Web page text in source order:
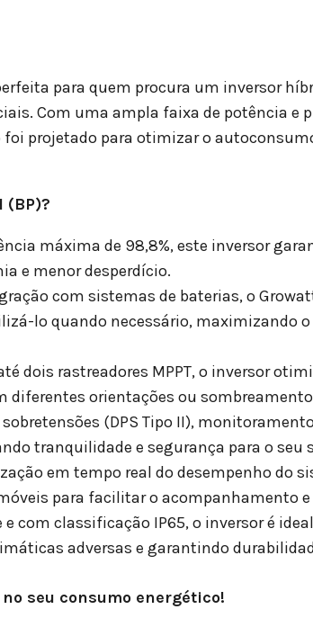
para quem procura um inversor
Com uma ampla faixa de potência e
projetado para otimizar o
(BP)?
máxima de 98,8%, este inversor
e menor desperdício.
com sistemas de baterias, o
lo quando necessário, maximizando
dois rastreadores MPPT, o inversor
diferentes orientações ou
(DPS Tipo II),
tranquilidade e segurança para o seu
em tempo real do desempenho do
para facilitar o acompanhamento
e com classificação IP65, o inversor é
adversas e garantindo
seu consumo energético!